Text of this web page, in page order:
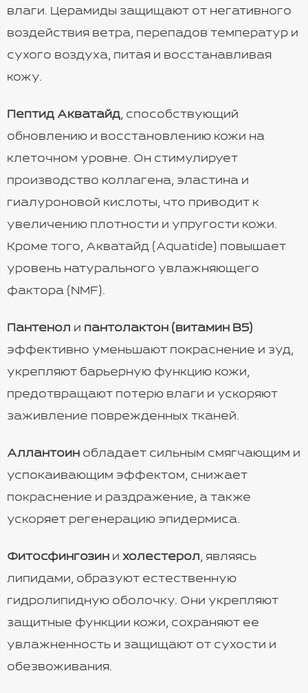
влаги. Церамиды защищают от негативного
воздействия ветра, перепадов температур и
сухого воздуха, питая и восстанавливая
кожу.
Пептид Акватайд, способствующий
обновлению и восстановлению кожи на
клеточном уровне. Он стимулирует
производство коллагена, эластина и
гиалуроновой кислоты, что приводит к
увеличению плотности и упругости кожи.
Кроме того, Акватайд (Aquatide) повышает
уровень натурального увлажняющего
фактора (NMF).
Пантенол и пантолактон (витамин B5)
эффективно уменьшают покраснение и зуд,
укрепляют барьерную функцию кожи,
предотвращают потерю влаги и ускоряют
заживление поврежденных тканей.
Аллантоин обладает сильным смягчающим и
успокаивающим эффектом, снижает
покраснение и раздражение, а также
ускоряет регенерацию эпидермиса.
Фитосфингозин и холестерол, являясь
липидами, образуют естественную
гидролипидную оболочку. Они укрепляют
защитные функции кожи, сохраняют ее
увлажненность и защищают от сухости и
обезвоживания.